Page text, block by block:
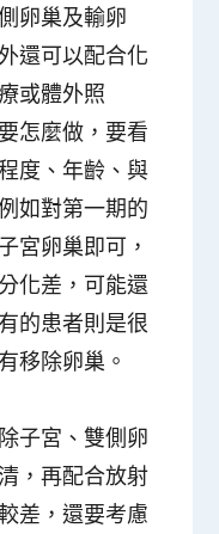
卵巢及輸卵
還可以配合化
或體外照
怎麼做，要看
度、年齡、與
如對第一期的
宮卵巢即可，
化差，可能還
的患者則是很
移除卵巢。
子宮、雙側卵
，再配合放射
差，還要考慮